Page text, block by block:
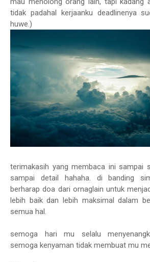
tidak padahal kerjaanku deadlinenya
huwe.)
terimakasih yang membaca ini sampai
sampai detail hahaha. di banding
berharap doa dari ornaglain untuk
lebih baik dan lebih maksimal dalam
semua hal.
semoga hari mu selalu
semoga kenyaman tidak membuat mu